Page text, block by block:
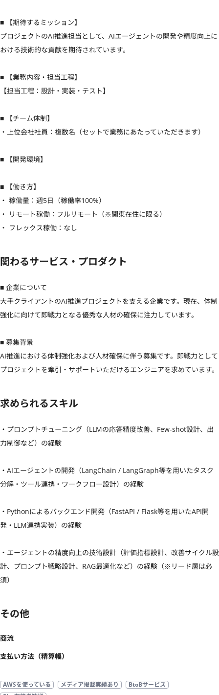
■ 【期待するミッション】
プロジェクトのAI推進担当として、AIエージェントの開発や精度向上に
おける技術的な貢献を期待されています。
■ 【業務内容・担当工程】
【担当工程：設計・実装・テスト】
■ 【チーム体制】
・上位会社社員：複数名（セットで業務にあたっていただきます）
■ 【開発環境】
■ 【働き方】
・ 稼働量：週5日（稼働率100%）
・ リモート稼働：フルリモート（※関東在住に限る）
・ フレックス稼働：なし
関わるサービス・プロダクト
■ 企業について
大手クライアントのAI推進プロジェクトを支える企業です。現在、体制
強化に向けて即戦力となる優秀な人材の確保に注力しています。
■ 募集背景
AI推進における体制強化および人材確保に伴う募集です。即戦力として
プロジェクトを牽引・サポートいただけるエンジニアを求めています。
求められるスキル
・プロンプトチューニング（LLMの応答精度改善、Few-shot設計、出
力制御など）の経験
・AIエージェントの開発（LangChain / LangGraph等を用いたタスク
分解・ツール連携・ワークフロー設計）の経験
・Pythonによるバックエンド開発（FastAPI / Flask等を用いたAPI開
発・LLM連携実装）の経験
・エージェントの精度向上の技術設計（評価指標設計、改善サイクル設
計、プロンプト戦略設計、RAG最適化など）の経験（※リード層は必
須）
その他
商流
支払い方法（精算幅）
AWSを使っている メディア掲載実績あり
BtoBサービス